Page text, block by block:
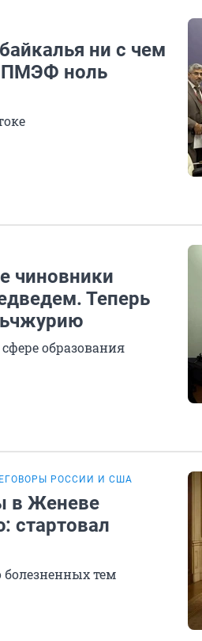
ни с чем
ПМЭФ ноль
чиновники
Теперь
образования
РОССИИ И США
в Женеве
стартовал
болезненных тем